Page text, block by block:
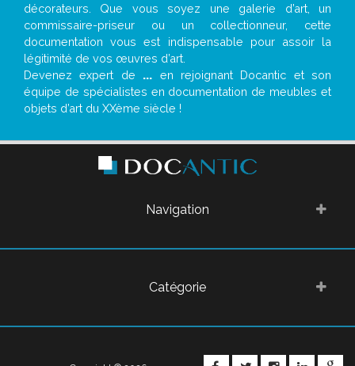
décorateurs. Que vous soyez une galerie d’art, un
commissaire-priseur ou un collectionneur, cette
documentation vous est indispensable pour assoir la
légitimité de vos œuvres d’art.
Devenez expert de ... en rejoignant Docantic et son
équipe de spécialistes en documentation de meubles et
objets d’art du XXème siècle !
Navigation
Catégorie